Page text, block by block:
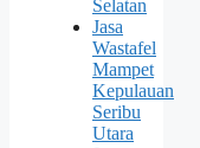
Selatan
Jasa
Wastafel
Mampet
Kepulauan
Seribu
Utara